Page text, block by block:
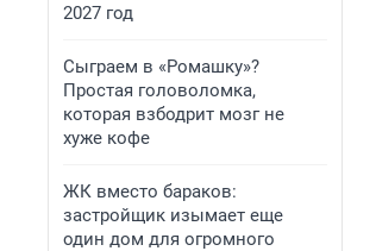
2027 год
Сыграем в «Ромашку»?
Простая головоломка,
которая взбодрит мозг не
хуже кофе
ЖК вместо бараков:
застройщик изымает еще
один дом для огромного